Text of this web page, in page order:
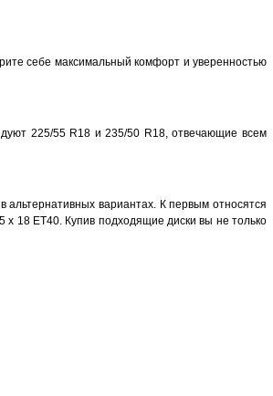
себе максимальный комфорт и уверенностью
225/55 R18 и 235/50 R18, отвечающие всем
вариантах. К первым относятся
18 ET40. Купив подходящие диски вы не только